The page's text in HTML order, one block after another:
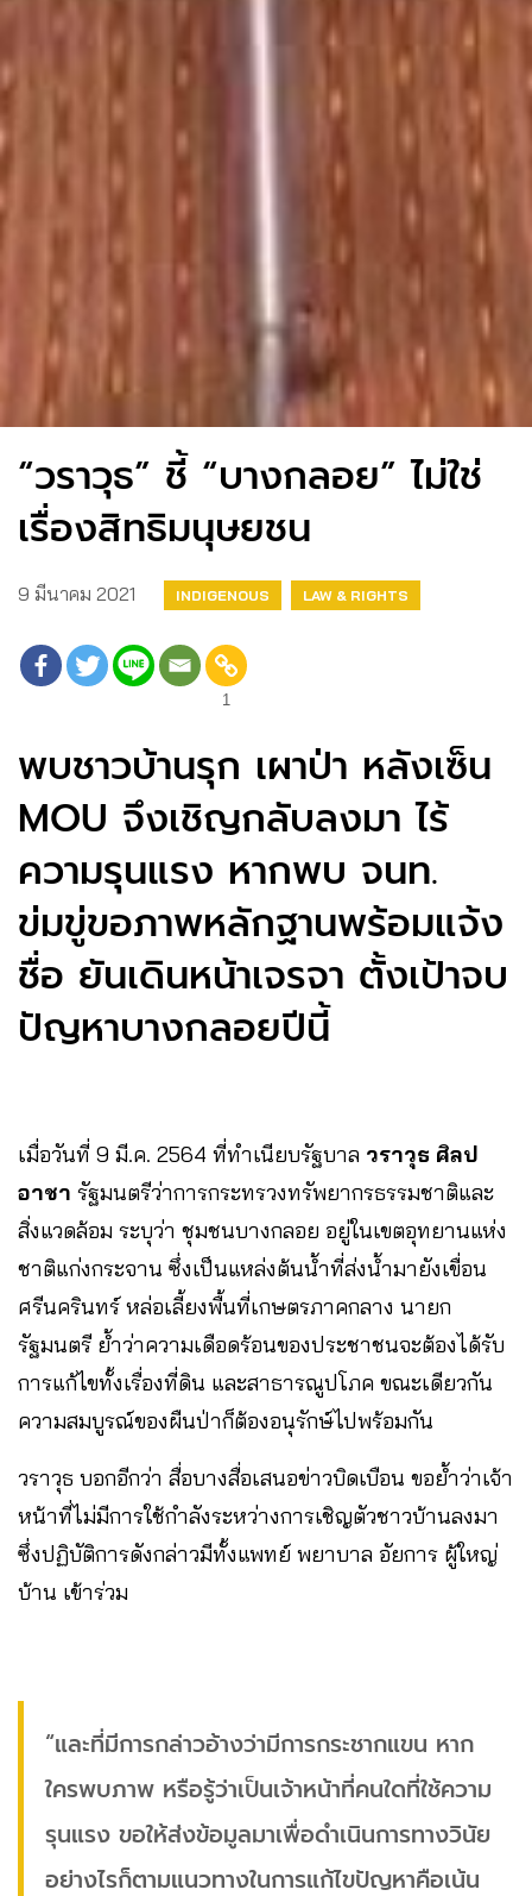
“วราวุธ” ชี้​ “บางกลอย” ไม่ใช่
เรื่องสิทธิมนุษยชน
9 มีนาคม 2021 INDIGENOUS LAW & RIGHTS
1
​พบชาวบ้านรุก​ เผาป่า​ หลังเซ็น​
MOU​ จึงเชิญกลับลงมา ไร้
ความรุนแรง​ หากพบ จนท.
ข่มขู่ขอภาพหลักฐานพร้อมแจ้ง
ชื่อ​ ยันเดินหน้าเจรจา​ ตั้งเป้าจบ
ปัญหาบางกลอยปีนี้​
เมื่อวันที่​ 9​ มี.ค.​ 2564​ ที่ทำเนียบ​รัฐบาล​ วราวุธ​ ศิลป
อาชา รัฐมนตรีว่าการกระทรวงทรัพยากรธรรมชาติและ
สิ่งแวดล้อม​ ระบุว่า ชุมชนบางกลอย​ อยู่ในเขตอุทยานแห่ง
ชาติแก่งกระจาน​ ซึ่งเป็นแหล่งต้นน้ำที่ส่งน้ำมายังเขื่อน
ศรีนครินทร์​ หล่อเลี้ยงพื้นที่เกษตรภาคกลาง นายก
รัฐมนตรี ย้ำว่าความเดือดร้อนของประชาชนจะต้องได้รับ
การแก้ไขทั้งเรื่องที่ดิน​ และสาธารณูปโภค​ ขณะเดียวกัน
ความสมบูรณ์ของผืนป่าก็ต้องอนุรักษ์ไปพร้อมกัน
วราวุธ​ บอกอีกว่า​ สื่อบางสื่อเสนอข่าวบิดเบือน ขอย้ำว่าเจ้า
หน้าที่ไม่มีการใช้กำลังระหว่างการเชิญตัวชาวบ้านลงมา​
ซึ่งปฏิบัติการดังกล่าวมีทั้งแพทย์ พยาบาล​ อัยการ​ ผู้ใหญ่
บ้าน เข้าร่วม
“และที่มีการกล่าวอ้างว่ามีการกระชากแขน หาก
ใครพบภาพ​ หรือรู้ว่าเป็นเจ้าหน้าที่คนใดที่ใช้ความ
รุนแรง ขอให้ส่งข้อมูลมาเพื่อดำเนินการทางวินัย
อย่างไรก็ตามแนวทางในการแก้ไขปัญหาคือเน้น